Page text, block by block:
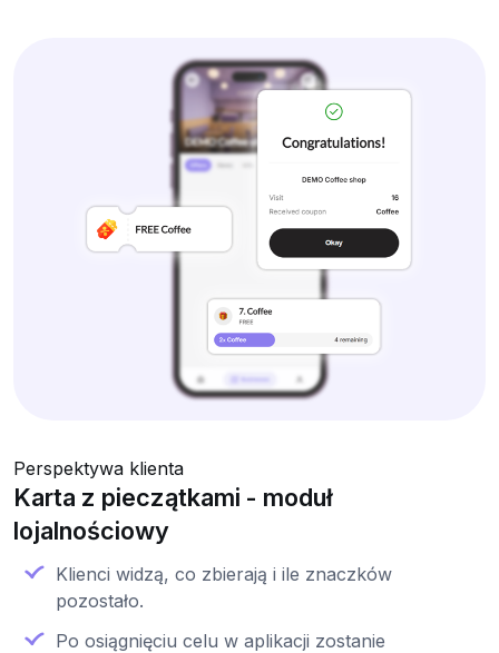
Perspektywa klienta
Karta z pieczątkami - moduł
lojalnościowy
Klienci widzą, co zbierają i ile znaczków
pozostało.
Po osiągnięciu celu w aplikacji zostanie